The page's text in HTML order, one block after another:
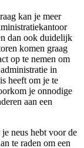
kan je meer
dan ook duidelijk
komen graag
op te nemen om
in
heeft om je te
je onnodige
aan een
neus hebt voor de
te raden om een